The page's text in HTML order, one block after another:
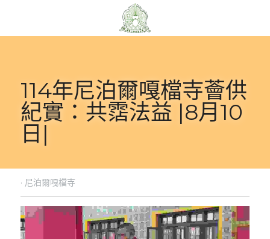
114年尼泊爾嘎檔寺薈供
紀實：共霑法益 |8月10
日|
· 尼泊爾嘎檔寺